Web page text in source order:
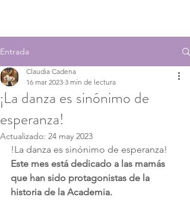
Entrada
¡La danza es sinónimo de
esperanza!
Claudia Cadena
16 mar 2023 3 min de lectura
Actualizado: 24 may 2023
!La danza es sinónimo de esperanza!
Este mes está dedicado a las mamás
que han sido protagonistas de la
historia de la Academia.